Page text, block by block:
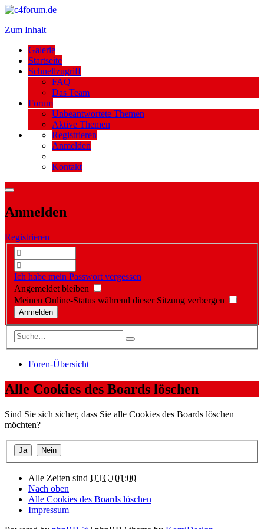
Zum Inhalt
Galerie
Startseite
Schnellzugriff
FAQ
Das Team
Forum
Unbeantwortete Themen
Aktive Themen
Registrieren
Anmelden
Kontakt
Anmelden
Registrieren
Ich habe mein Passwort vergessen
Angemeldet bleiben
Meinen Online-Status während dieser Sitzung verbergen
Foren-Übersicht
Alle Cookies des Boards löschen
Sind Sie sich sicher, dass Sie alle Cookies des Boards löschen
möchten?
Alle Zeiten sind UTC+01:00
Nach oben
Alle Cookies des Boards löschen
Impressum